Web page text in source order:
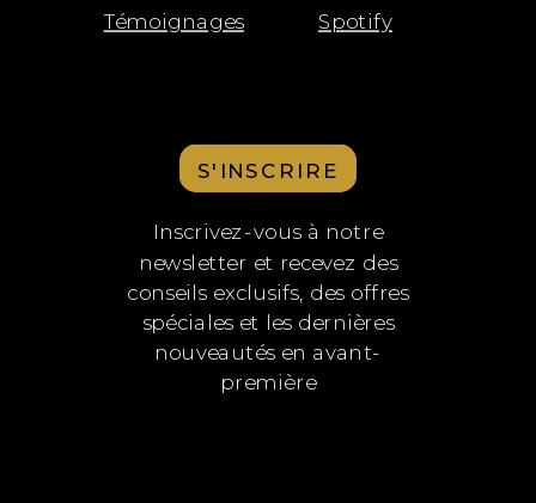
Témoignages
Spotify
Inscrivez-vous à notre
newsletter et recevez des
conseils exclusifs, des offres
spéciales et les dernières
nouveautés en avant-
première
S'INSCRIRE